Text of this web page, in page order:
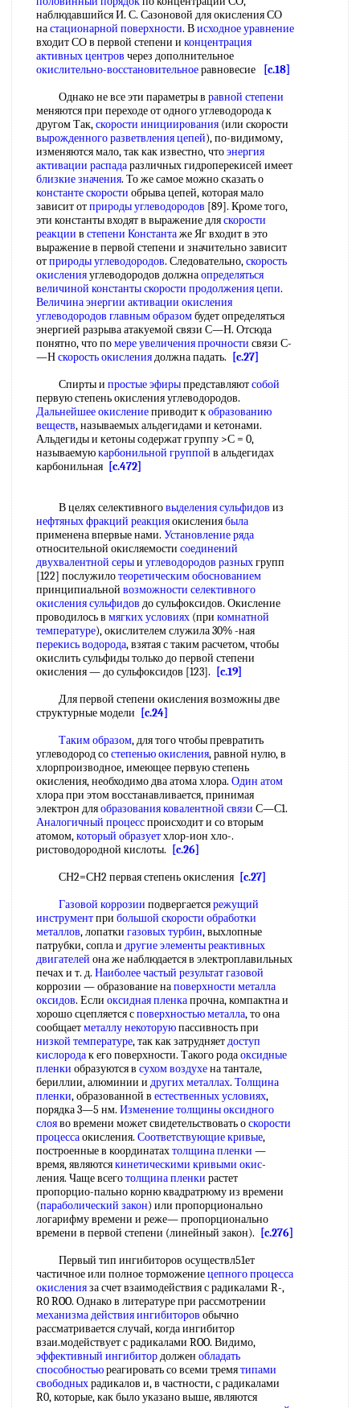
наблюдавшийся И. С. Сазоновой для окисления СО
настационарной поверхности. Висходное уравнение
входит СО в первой степени и концентрация
активных центров через дополнительное
окислительно-восстановительноеравновесие
[c.18]
Однако не все эти параметры в равной степени
меняются при переходе от одного углеводорода к
другом Так,скорости инициирования (или скорости
вырожденного разветвления цепей), по-видимому,
изменяются мало, так как известно, чтоэнергия
активации распадаразличных гидроперекисей имеет
близкие значения. То же самое можно сказать о
константе скорости обрыва цепей, которая мало
зависит отприроды углеводородов [89]. Кроме того,
эти константы входят в выражение дляскорости
реакции в степени Константаже Яг входит в это
выражение в первой степени и значительно зависит
отприроды углеводородов. Следовательно,скорость
окисленияуглеводородов должнаопределяться
величиной константы скорости продолжения цепи.
Величина энергии активации окисления
углеводородов главным образомбудет определяться
энергией разрыва атакуемой связи С—Н. Отсюда
понятно, что помере увеличения прочности связи С-
—Нскорость окислениядолжна падать.
[c.27]
Спирты и простые эфирыпредставляютсобой
первую степень окисления углеводородов.
Дальнейшее окислениеприводит кобразованию
веществ, называемых альдегидами и кетонами.
Альдегиды и кетоны содержат группу >С = 0,
называемуюкарбонильной группой в альдегидах
карбонильная [c.472]
В целях селективноговыделения сульфидов из
нефтяных фракций реакцияокислениябыла
применена впервые нами. Установление ряда
относительной окисляемости соединений
двухвалентной серыи углеводородов разныхгрупп
[122] послужилотеоретическим обоснованием
принципиальной возможности селективного
окисления сульфидов до сульфоксидов. Окисление
проводилось в мягких условиях (при комнатной
температуре), окислителем служила 30% -ная
перекись водорода, взятая с таким расчетом, чтобы
окислить сульфиды только до первой степени
окисления — до сульфоксидов [123].
[c.19]
Для первой степени окисления возможны две
структурные модели
[c.24]
Таким образом, для того чтобы превратить
углеводород состепенью окисления, равной нулю, в
хлорпроизводное, имеющее первую степень
окисления, необходимо два атома хлора. Один атом
хлора при этом восстанавливается, принимая
электрон дляобразования ковалентной связи С—С1.
Аналогичный процесспроисходит и со вторым
атомом,который образуетхлор-ион хло-.
ристоводородной кислоты.
[c.26]
СН2=СН2 первая степень окисления [c.27]
Газовой коррозии подвергаетсярежущий
инструментпри большой скорости обработки
металлов, лопатки газовых турбин, выхлопные
патрубки, сопла и другие элементыреактивных
двигателей она же наблюдается в электроплавильных
печах и т. д. Наиболее частый результат газовой
коррозии — образование наповерхности металла
оксидов. Если оксидная пленкапрочна, компактна и
хорошо сцепляется споверхностью металла, то она
сообщаетметаллу некоторуюпассивность при
низкой температуре, так как затрудняетдоступ
кислородак его поверхности. Такого родаоксидные
пленки образуются в сухом воздухена тантале,
бериллии, алюминии и других металлах. Толщина
пленки, образованной в естественных условиях,
порядка 3—5 нм. Изменение толщиныоксидного
слояво времени может свидетельствовать оскорости
процессаокисления. Соответствующие кривые,
построенные в координатахтолщина пленки —
время, являютсякинетическими кривыми окис-
ления. Чаще всеготолщина пленки растет
пропорцио-пально корню квадратрюму из времени
(параболический закон) или пропорционально
логарифму времени и реже— пропорционально
времени в первой степени (линейный закон).
[c.276]
Первый тип ингибиторов осуществл51ет
частичное или полное торможениецепного процесса
окисленияза счет взаимодействия с радикалами R-,
R0 ROO. Однако в литературе при рассмотрении
механизма действия ингибиторов обычно
рассматривается случай, когда ингибитор
взаи.модействует с радикалами ROO. Видимо,
эффективный ингибитордолжен обладать
способностьюреагировать со всеми тремятипами
свободныхрадикалов и, в частности, с радикалами
R0, которые, как было указано выше, являются